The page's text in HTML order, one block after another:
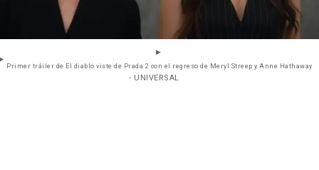
Primer tráiler de El diablo viste de Prada 2 con el regreso de Meryl Streep y Anne Hathaway
- UNIVERSAL